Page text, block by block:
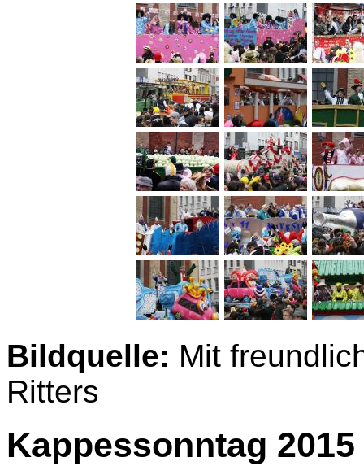
Bildquelle: Mit
Ritters
Kappessonntag 2015